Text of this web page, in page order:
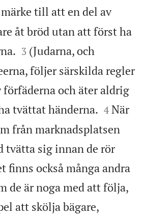
till att en del av
åt bröd utan att först ha


3 (Judarna, och
följer särskilda regler
förfäderna och äter aldrig
tvättat händerna. 

4 När
från marknadsplatsen
tvätta sig innan de rör
finns också många andra
de är noga med att följa,
att skölja bägare,